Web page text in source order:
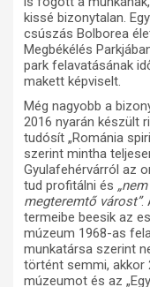
kissé bizonytalan.
csúszás Bolborea
Megbékélés
park felavatásának
makett képviselt.
Még nagyobb a
2016 nyarán készült
tudósít „Románia
szerint mintha
Gyulafehérvárról az
tud profitálni és
megteremtő várost”.
termeibe beesik az
múzeum 1968-as
munkatársa szerint
történt semmi, akkor
múzeumot és az